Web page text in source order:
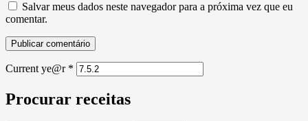
Salvar meus dados neste navegador para a próxima vez que eu
comentar.
Current ye@r *
Procurar receitas